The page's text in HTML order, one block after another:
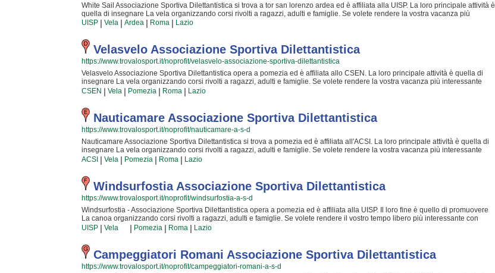
White Sail Associazione Sportiva Dilettantistica si trova a tor san lorenzo ardea ed è affiliata alla UISP. La loro principale attività è
quella di insegnare La vela organizzando corsi rivolti a ragazzi, adulti e famiglie. Se volete rendere la vostra vacanza più
interessante con un'attività un po' diversa dal solito è il caso di provare La vela. I loro istruttori preparati e professionali si
impegneranno al massimo per rendere la vostra esperienza ancora più accattivante e stimolante con i loro corsi di vela. Inserita
da tempo nella comunità di tor san lorenzo ardea, White Sail Associazione Sportiva Dilettantistica è nota per rendere più
movimentate le giornate di coloro che desiderano concedersi qualche svago all'aria aperta e a contatto con la natura. Se vuoi
iscriverti o semplicemente scoprire di più sui loro corsi puoi venire in sede o inviare un messaggio cliccando sul bottone
"Contattaci" presente nella pagina.
UISP | Vela | Ardea | Roma | Lazio
Velasvelo Associazione Sportiva Dilettantistica
https://www.trovalosport.it/noprofit/velasvelo-associazione-sportiva-dilettantistica
Velasvelo Associazione Sportiva Dilettantistica opera a pomezia ed è affiliata allo CSEN. La loro principale attività è quella di
insegnare La vela organizzando corsi rivolti a ragazzi, adulti e famiglie. Se volete rendere la vostra vacanza più interessante
con un'attività un po' diversa dal normale è il caso di sperimentare La vela. I loro istruttori preparati e professionali si
impegneranno al massimo per rendere la vostra esperienza ancora più particolare e stimolante con i loro corsi di vela. Inserita
da tempo nella comunità di pomezia, Velasvelo Associazione Sportiva Dilettantistica è famosa per rendere più movimentate le
giornate di coloro che si preparano a concedersi qualche svago all'aria aperta e a contatto con la natura. Se vuoi iscriverti o
semplicemente avere più informazioni sui loro corsi puoi venire in sede o mandare un messaggio cliccando sul bottone
"Contattaci" presente nella pagina.
CSEN | Vela | Pomezia | Roma | Lazio
Nauticamare Associazione Sportiva Dilettantistica
https://www.trovalosport.it/noprofit/nauticamare-a-s-d
Nauticamare Associazione Sportiva Dilettantistica si trova a pomezia ed è affiliata all'ACSI. La loro principale attività è quella di
insegnare La vela organizzando corsi rivolti a ragazzi, adulti e famiglie. Se volete rendere la vostra vacanza più interessante
con un'attività un po' diversa dalla quotidiana banalità è il caso di provare La vela. I loro istruttori preparati e professionali si
impegneranno al massimo per rendere la vostra esperienza ancora più divertente e stimolante con i loro corsi di vela. Inserita
da tempo nella comunità di pomezia, Nauticamare Associazione Sportiva Dilettantistica è nota per rendere più movimentate le
giornate di coloro che si preparano a concedersi qualche svago all'aria aperta e a contatto con la natura. Se vuoi iscriverti o
semplicemente informarti sui loro corsi puoi recarti in sede o mandare un messaggio cliccando sul bottone "Contattaci" presente
nella pagina.
ACSI | Vela | Pomezia | Roma | Lazio
Windsurfostia Associazione Sportiva Dilettantistica
https://www.trovalosport.it/noprofit/windsurfostia-a-s-d
Windsurfostia - Associazione Sportiva Dilettantistica opera a pomezia ed è affiliata alla UISP. Il loro fine è quello di promuovere
La canoa organizzando corsi rivolti a ragazzi, adulti e famiglie. Se volete rendere il vostro tempo libero più interessante con
un'attività un po' diversa dalla quotidiana banalità è il caso di sperimentare La canoa. I loro istruttori amichevoli e professionali si
impegneranno al massimo per rendere la vostra esperienza ancora più accattivante e stimolante con i loro corsi di canoa.
Inserita da tempo nella comunità di pomezia, Windsurfostia - Associazione Sportiva Dilettantistica è nota per rendere più
movimentate le giornate di coloro che vogliono concedersi qualche svago all'aria aperta e a contatto con la natura. Se vuoi
iscriverti o semplicemente scoprire di più sui loro corsi puoi andare in sede o mandare un messaggio cliccando sul bottone
"Contattaci" presente nella pagina.
UISP | Vela | Pomezia | Roma | Lazio
Campeggiatori Romani Associazione Sportiva Dilettantistica
https://www.trovalosport.it/noprofit/campeggiatori-romani-a-s-d